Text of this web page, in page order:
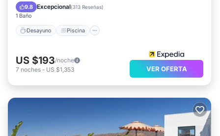
9.8 Excepcional(313 Reseñas)
1 Baño
Desayuno Piscina
Desayuno Piscina
US $193/noche
7 noches - US $1,353 VER OFERTA